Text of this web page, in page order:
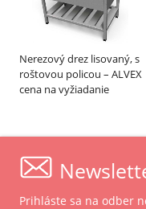
Nerezový drez lisovaný, s
roštovou policou – ALVEX
cena na vyžiadanie
Prihláste sa na odber